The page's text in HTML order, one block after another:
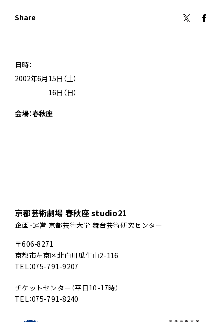
Share
日時：
2002年6月15日（土）
16日（日）
会場：春秋座
京都芸術劇場 春秋座 studio21
企画・運営 京都芸術大学 舞台芸術研究センター
〒606-8271
京都市左京区北白川瓜生山2-116
TEL：075-791-9207
チケットセンター（平日10-17時）
TEL：075-791-8240